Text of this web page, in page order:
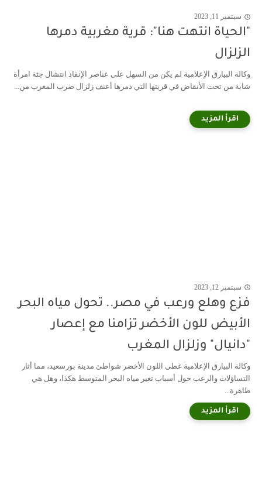
سبتمبر 11, 2023
"الحياة انتهت هنا": قرية مغربية دمرها
الزلزال
وكالة البيارق الإعلامية لم يكن من السهل على عناصر الإنقاذ انتشال جثة امرأة
شابة من تحت الأنقاض في قريتها التي دمرها أعنف زلزال ضرب المغرب من...
سبتمبر 12, 2023
فزع وهلع ورعب في مصر.. تحول مياه البحر
الأبيض للون الأخضر تزامنا مع إعصار
"دانيال" وزلزال المغرب
وكالة البيارق الإعلامية غطى اللون الأخضر شواطئ مدينة بورسعيد، مما أثار
التساؤلات والرعب حول أسباب تغير مياه البحر المتوسط هكذا، وهل هي
ظاهرة...